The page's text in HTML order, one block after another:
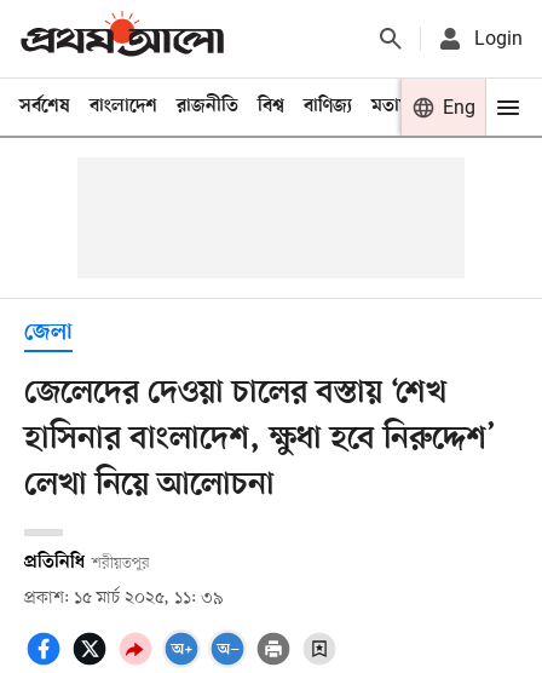
Login
সর্বশেষ বাংলাদেশ রাজনীতি বিশ্ব বাণিজ্য মতামত খেলা
Eng
জেলা
জেলেদের দেওয়া চালের বস্তায় ‘শেখ
হাসিনার বাংলাদেশ, ক্ষুধা হবে নিরুদ্দেশ’
লেখা নিয়ে আলোচনা
প্রতিনিধি শরীয়তপুর
প্রকাশ: ১৫ মার্চ ২০২৫, ১১: ৩৯